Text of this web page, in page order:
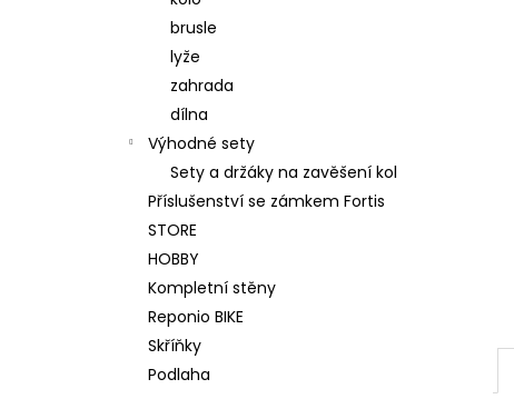
brusle
lyže
zahrada
dílna
Výhodné sety
Sety a držáky na zavěšení kol
Příslušenství se zámkem Fortis
STORE
HOBBY
Kompletní stěny
Reponio BIKE
Skříňky
Podlaha
WALL KIT ORIGINAL MAX ŠEDÝ
12 500 Kč
Původně: